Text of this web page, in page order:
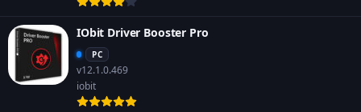
IObit Driver Booster Pro
PC
v12.1.0.469
iobit